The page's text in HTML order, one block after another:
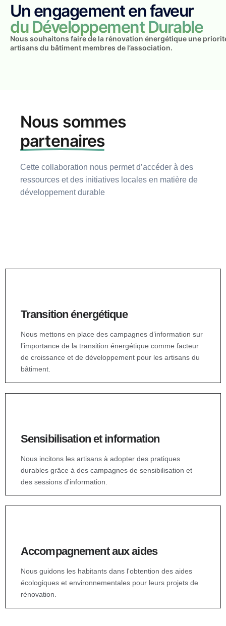
Un engagement en faveur
du Développement Durable
Nous souhaitons faire de la rénovation énergétique une
artisans du bâtiment membres de l’association.
Nous sommes
partenaires
Cette collaboration nous permet d’accéder à des
ressources et des initiatives locales en matière de
développement durable
Transition énergétique
Nous mettons en place des campagnes d’information sur
l’importance de la transition énergétique comme facteur
de croissance et de développement pour les artisans du
bâtiment.
Sensibilisation et information
Nous incitons les artisans à adopter des pratiques
durables grâce à des campagnes de sensibilisation et
des sessions d'information.
Accompagnement aux aides
Nous guidons les habitants dans l'obtention des aides
écologiques et environnementales pour leurs projets de
rénovation.